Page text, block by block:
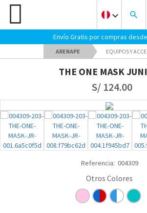
keyboard_arrow_down search
Envío Gratis por compras
ARENAPE EQUIPOS Y
THE ONE MASK
S/ 124.00
Referencia: 004309